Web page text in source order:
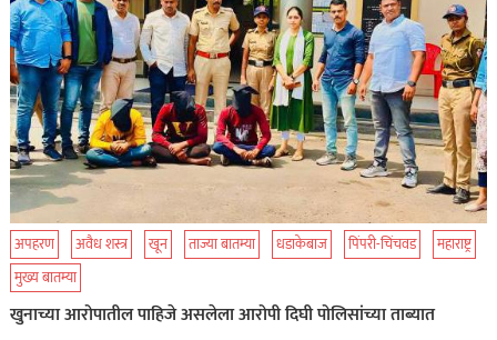
अपहरण अवैध शस्त्र खून ताज्या बातम्या धडाकेबाज पिंपरी-चिंचवड
महाराष्ट्र
मुख्य बातम्या
खुनाच्या आरोपातील पाहिजे असलेला आरोपी दिघी पोलिसांच्या ताब्यात